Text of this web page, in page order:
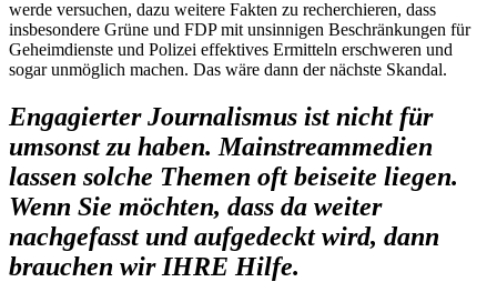
werde versuchen, dazu weitere Fakten zu recherchieren, dass
insbesondere Grüne und FDP mit unsinnigen Beschränkungen für
Geheimdienste und Polizei effektives Ermitteln erschweren und
sogar unmöglich machen. Das wäre dann der nächste Skandal.
Engagierter Journalismus ist nicht für
umsonst zu haben. Mainstreammedien
lassen solche Themen oft beiseite liegen.
Wenn Sie möchten, dass da weiter
nachgefasst und aufgedeckt wird, dann
brauchen wir IHRE Hilfe.